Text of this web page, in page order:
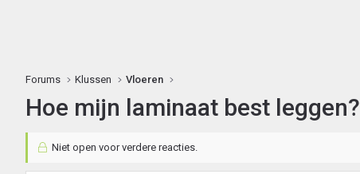
Forums Klussen Vloeren
Hoe mijn laminaat best leggen?
Niet open voor verdere reacties.